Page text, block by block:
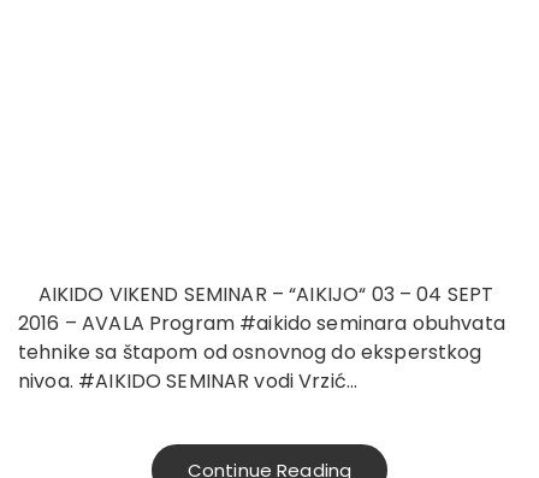
AIKIDO VIKEND SEMINAR – “AIKIJO“ 03 – 04 SEPT
2016 – AVALA Program #aikido seminara obuhvata
tehnike sa štapom od osnovnog do eksperstkog
nivoa. #AIKIDO SEMINAR vodi Vrzić…
Continue Reading